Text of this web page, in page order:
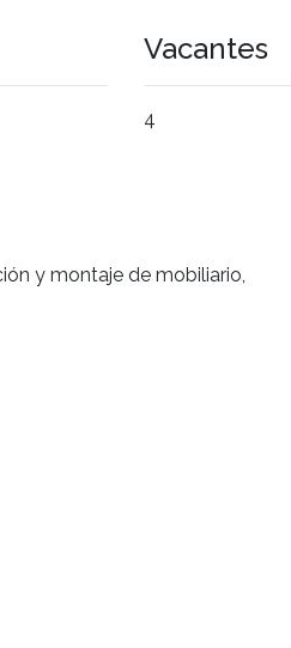
Vacantes
4
y montaje de mobiliario,